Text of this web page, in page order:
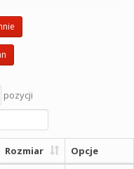
pozycji
Rozmiar Opcje